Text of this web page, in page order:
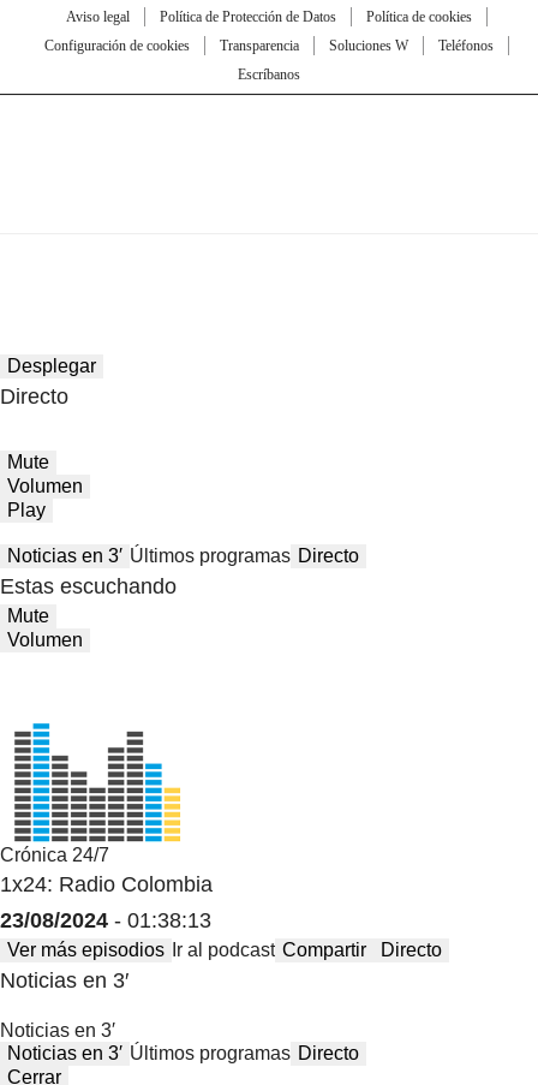
Aviso legal Política de Protección de Datos
Política de cookies
Configuración de cookies
Transparencia Soluciones W
Teléfonos
Escríbanos
Desplegar
Directo
Mute
Volumen
Play
Noticias en 3′ Últimos programas Directo
Estas escuchando
Mute
Volumen
Crónica 24/7
1x24: Radio Colombia
23/08/2024 - 01:38:13
Ver más episodios Ir al podcast Compartir Directo
Noticias en 3′
Noticias en 3′
Noticias en 3′ Últimos programas Directo
Cerrar